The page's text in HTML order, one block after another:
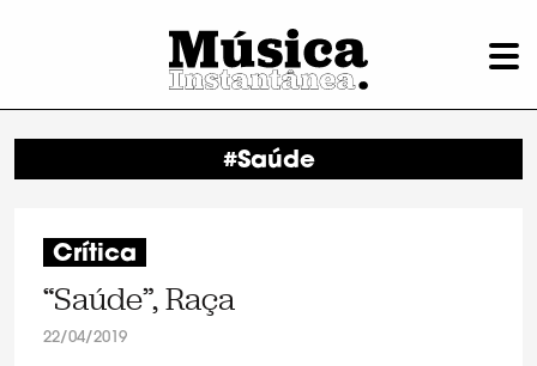
#Saúde
Crítica
“Saúde”, Raça
22/04/2019